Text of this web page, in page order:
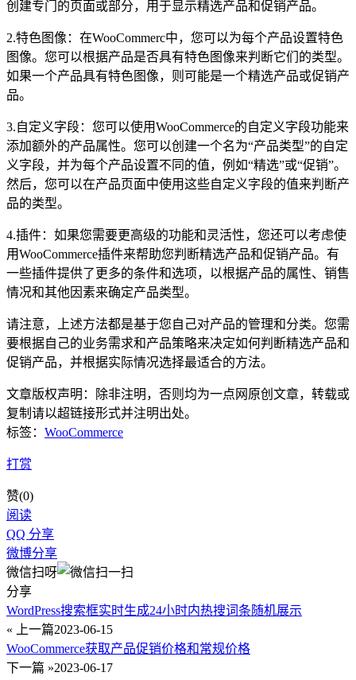
创建专门的页面或部分，用于显示精选产品和促销产品。
2.特色图像：在WooCommerc中，您可以为每个产品设置特色
图像。您可以根据产品是否具有特色图像来判断它们的类型。
如果一个产品具有特色图像，则可能是一个精选产品或促销产
品。
3.自定义字段：您可以使用WooCommerce的自定义字段功能来
添加额外的产品属性。您可以创建一个名为“产品类型”的自定
义字段，并为每个产品设置不同的值，例如“精选”或“促销”。
然后，您可以在产品页面中使用这些自定义字段的值来判断产
品的类型。
4.插件：如果您需要更高级的功能和灵活性，您还可以考虑使
用WooCommerce插件来帮助您判断精选产品和促销产品。有
一些插件提供了更多的条件和选项，以根据产品的属性、销售
情况和其他因素来确定产品类型。
请注意，上述方法都是基于您自己对产品的管理和分类。您需
要根据自己的业务需求和产品策略来决定如何判断精选产品和
促销产品，并根据实际情况选择最适合的方法。
文章版权声明：除非注明，否则均为一点网 原创文章，转载或
复制请以超链接形式并注明出处。
标签： WooCommerce
打赏
赞(0)
阅读
QQ 分享
微博分享
微信扫呀
分享
WordPress搜索框实时生成24小时内热搜词条随机展示
« 上一篇2023-06-15
WooCommerce获取产品促销价格和常规价格
下一篇 »2023-06-17